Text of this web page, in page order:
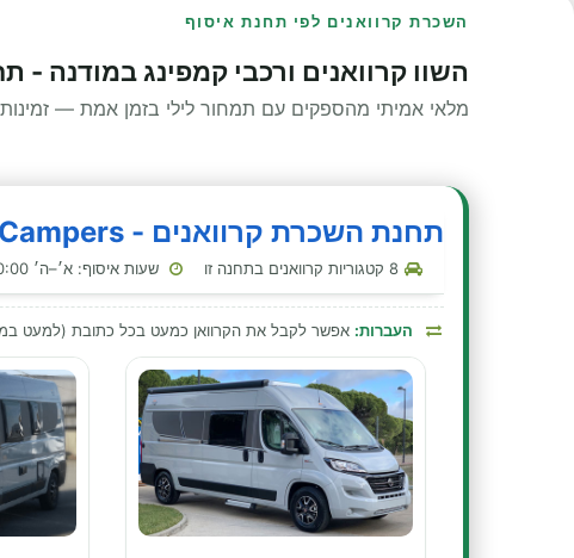
השכרת קרוואנים לפי תחנת איסוף
השוו קרוואנים ורכבי קמפינג במודנה -
מלאי אמיתי מהספקים עם תמחור לילי בזמן אמת — זמינות
תחנת השכרת קרוואנים - Anywhere Campers - מודנה - תחנת רכבת
שעות איסוף: א׳–ה׳ 00:00–23:30 · שבת 00:00–23:30 · ראשון 00:00–23:30
העברות: אפשר לקבל את הקרוואן כמעט בכל כתובת (למעט